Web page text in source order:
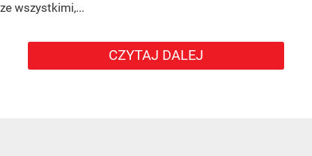
ze wszystkimi,...
CZYTAJ DALEJ